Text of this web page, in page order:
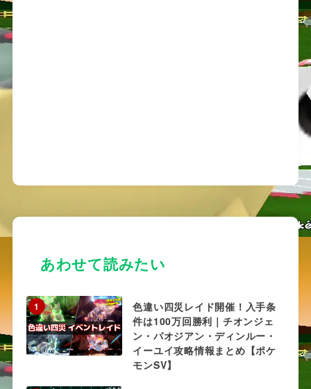
あわせて読みたい
1
色違い四災レイド開催！入手条
件は100万回勝利｜チオンジェ
ン・パオジアン・ディンルー・
イーユイ攻略情報まとめ【ポケ
モンSV】